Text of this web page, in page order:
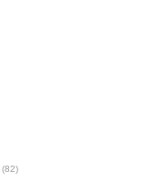
(82)